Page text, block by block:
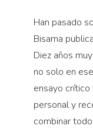
Narrativas visuales
Pensamiento
Pensamiento
Personaje
Personajes
Política
Han pasado
Bisama
Diez años
no solo en
ensayo
personal y
combinar